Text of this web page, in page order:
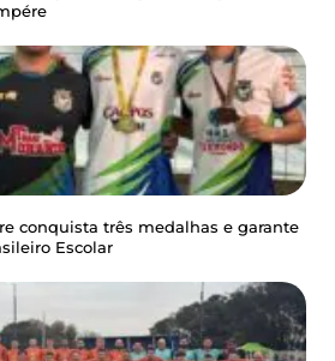
conquista três medalhas e garante
Escolar